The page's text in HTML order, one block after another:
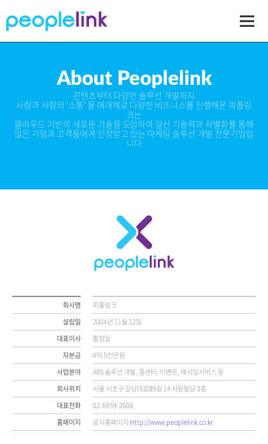
About Peoplelink
콘텐츠부터 다양한 솔루션 개발까지
사람과 사람의 ‘소통’ 을 매개체로 다양한 비즈니스를 진행해온 피플링
크는
클라우드 기반의 새로운 기술을 도입하여 앞선 기술력과 차별화를 통해
많은 기업과 고객들에게 인정받고 있는 마케팅 솔루션 개발 전문기업입
니다
회사명
피플링크
설립일
2004년 11월 12일
대표이사
황정일
자본금
4억 5천만원
사업분야
ARS 솔루션 개발, 콜센터, 이벤트, 메시징서비스 등
회사위치
서울 서초구 강남대로89길 14 서원빌딩 3층
대표전화
02-6959-2606
홈페이지
공식홈페이지 Http://www.peoplelink.co.kr